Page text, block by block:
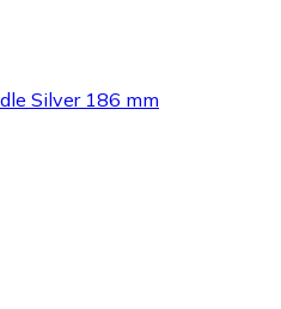
Silver 186 mm